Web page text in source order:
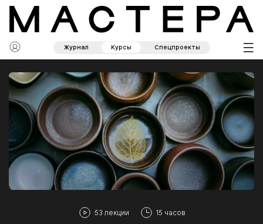
Журнал Курсы Спецпроекты
53 лекции 15 часов